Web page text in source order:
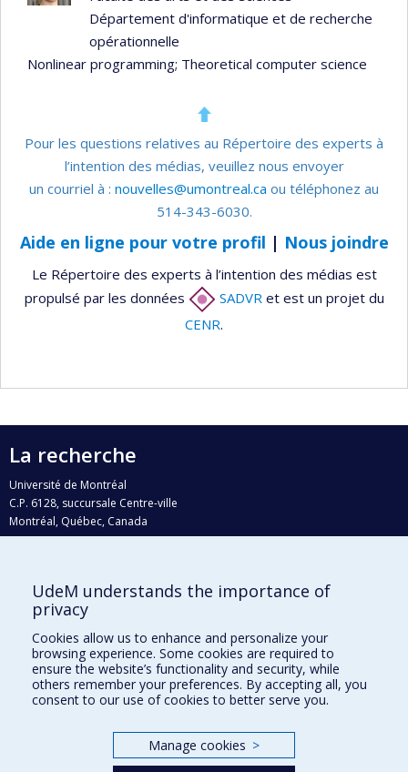
Département d'informatique et de recherche
opérationnelle
Nonlinear programming; Theoretical computer science
Pour les questions relatives au Répertoire des experts à
l’intention des médias, veuillez nous envoyer
un courriel à : nouvelles@umontreal.ca ou téléphonez au
514-343-6030.
Aide en ligne pour votre profil | Nous joindre
Le Répertoire des experts à l’intention des médias est
propulsé par les données
SADVR et est un projet du
CENR.
La recherche
Université de Montréal
C.P. 6128, succursale Centre-ville
Montréal, Québec, Canada
H3C 3J7
Qui fait quoi?
Nous trouver
Plan du site
Accessibilité
UdeM understands the importance of
privacy
Cookies allow us to enhance and personalize your
browsing experience. Some cookies are required to
ensure the website’s functionality and security, while
others remember your preferences. By accepting all, you
consent to our use of cookies to better serve you.
Manage cookies >